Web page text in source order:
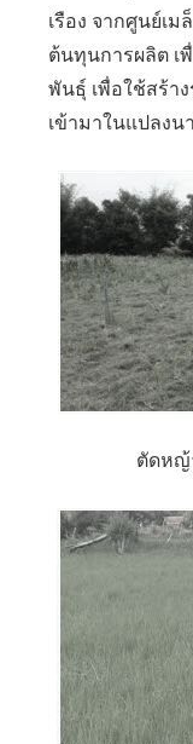
เรือง จากศูนย์เ
ต้นทุนการผลิต เ
พันธุ์ เพื่อใช้สร้า
เข้ามาในแปลงน
ตัดหญ้